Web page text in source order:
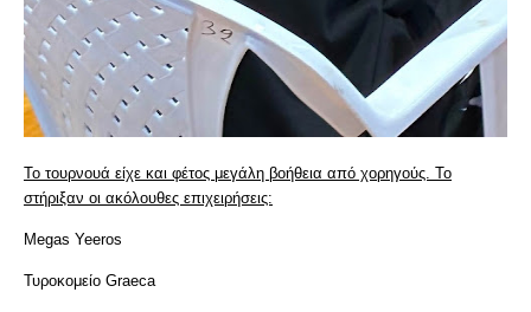
Το τουρνουά είχε και φέτος μεγάλη βοήθεια από χορηγούς. Το
στήριξαν οι ακόλουθες επιχειρήσεις:
Megas Yeeros
Τυροκομείο Graeca